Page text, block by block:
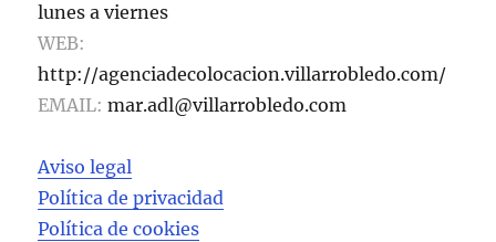
lunes a viernes
WEB:
http://agenciadecolocacion.villarrobledo.com/
EMAIL: mar.adl@villarrobledo.com
Aviso legal
Política de privacidad
Política de cookies